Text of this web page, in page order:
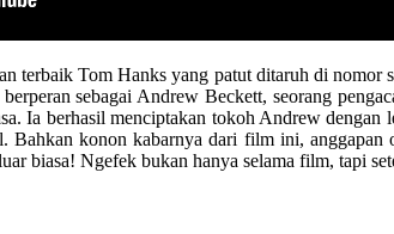
terbaik Tom Hanks yang patut ditaruh di
sebagai Andrew Beckett, seorang
Ia berhasil menciptakan tokoh Andrew
Bahkan konon kabarnya dari film ini,
biasa! Ngefek bukan hanya selama film, tapi